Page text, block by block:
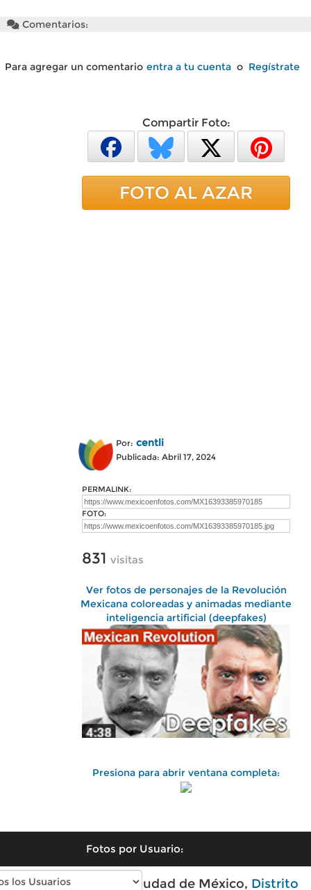
Comentarios:
Para agregar un comentario entra a tu cuenta o Regístrate
Compartir Foto:
FOTO AL AZAR
Por: centli
Publicada: Abril 17, 2024
PERMALINK:
FOTO:
831 visitas
Ver fotos de personajes de la Revolución
Mexicana coloreadas y animadas mediante
inteligencia artificial (deepfakes)
Presiona para abrir ventana completa:
Fotos por Usuario:
Fotos antiguas de Ciudad de México, Distrito